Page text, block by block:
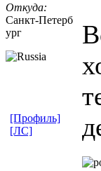
Откуда:
Санкт-Петерб
ург
[Профиль]
[ЛС]